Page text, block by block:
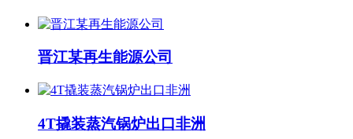
晋江某再生能源公司
4T撬装蒸汽锅炉出口非洲